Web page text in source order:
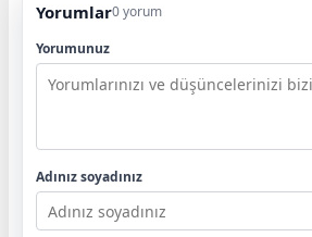
Yorumlar0 yorum
Yorumunuz
Adınız soyadınız